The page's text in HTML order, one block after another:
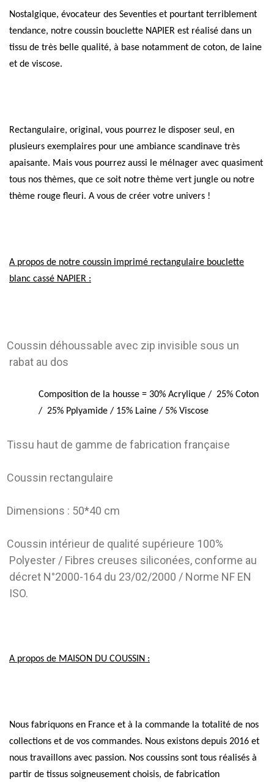
Nostalgique, évocateur des Seventies et pourtant terriblement
tendance, notre coussin bouclette NAPIER est réalisé dans un
tissu de très belle qualité, à base notamment de coton, de laine
et de viscose.
Rectangulaire, original, vous pourrez le disposer seul, en
plusieurs exemplaires pour une ambiance scandinave très
apaisante. Mais vous pourrez aussi le mélnager avec quasiment
tous nos thèmes, que ce soit notre thème vert jungle ou notre
thème rouge fleuri. A vous de créer votre univers !
A propos de notre coussin imprimé rectangulaire bouclette
blanc cassé NAPIER :
Coussin déhoussable avec zip invisible sous un
rabat au dos
Composition de la housse = 30% Acrylique / 25% Coton
/ 25% Pplyamide / 15% Laine / 5% Viscose
Tissu haut de gamme de fabrication française
Coussin rectangulaire
Dimensions : 50*40 cm
Coussin intérieur de qualité supérieure 100%
Polyester / Fibres creuses siliconées, conforme au
décret N°2000-164 du 23/02/2000 / Norme NF EN
ISO.
A propos de MAISON DU COUSSIN :
Nous fabriquons en France et à la commande la totalité de nos
collections et de vos commandes. Nous existons depuis 2016 et
nous travaillons avec passion. Nos coussins sont tous réalisés à
partir de tissus soigneusement choisis, de fabrication